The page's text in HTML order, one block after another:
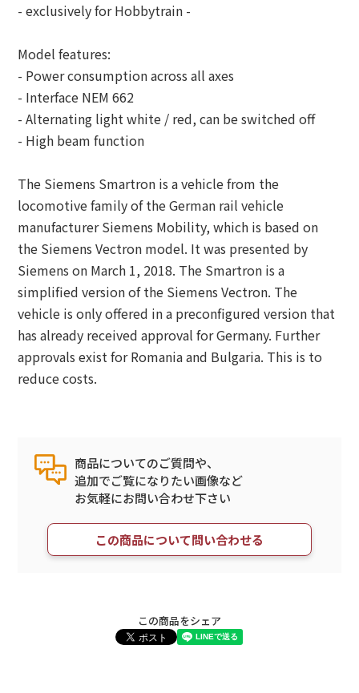
- exclusively for Hobbytrain -
Model features:
- Power consumption across all axes
- Interface NEM 662
- Alternating light white / red, can be switched off
- High beam function
The Siemens Smartron is a vehicle from the
locomotive family of the German rail vehicle
manufacturer Siemens Mobility, which is based on
the Siemens Vectron model. It was presented by
Siemens on March 1, 2018. The Smartron is a
simplified version of the Siemens Vectron. The
vehicle is only offered in a preconfigured version that
has already received approval for Germany. Further
approvals exist for Romania and Bulgaria. This is to
reduce costs.
商品についてのご質問や、
追加でご覧になりたい画像など
お気軽にお問い合わせ下さい
この商品について問い合わせる
この商品をシェア